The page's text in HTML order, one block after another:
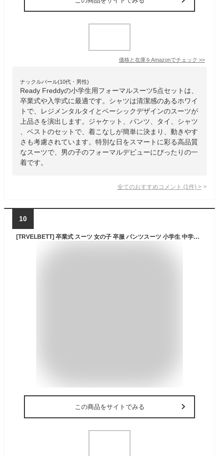
価格と在庫をAmazonでチェック >>
ナックルバール(10代・男性)
Ready Freddyの小学生用フォーマルスーツ5点セットは、
卒業式や入学式に最適です。シャツは清潔感のあるホワイ
トで、レジメンタルタイとベーシックデザインのスーツが
上品さを演出します。ジャケット、パンツ、タイ、シャツ
、ベストのセットで、着こなしが簡単に決まり、動きやす
さも考慮されています。特別な日をスマートに彩る高品質
なスーツで、男の子のフォーマルデビューにぴったりの一
着です。
全てのおすすめコメント (1 件) >
10
[TRVELBETT] 卒業式 スーツ 女の子 卒服 パンツスーツ 小学生 中学生 韓国 子供服 フォーマル 発表会 お受験 冠婚葬祭 120 130 140 150 160 165 (150cm,ズボンのみ)
この商品をサイトでみる